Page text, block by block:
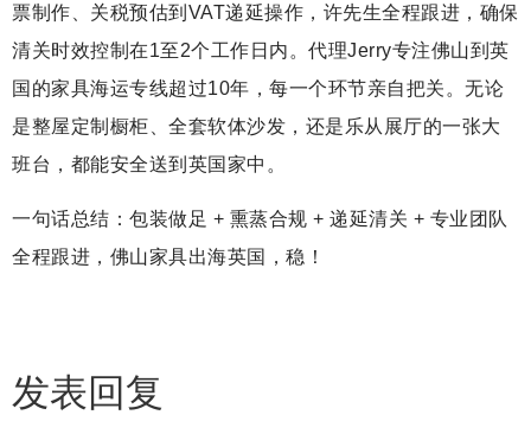
票制作、关税预估到VAT递延操作，许先生全程跟进，确保
清关时效控制在1至2个工作日内。代理Jerry专注佛山到英
国的家具海运专线超过10年，每一个环节亲自把关。无论
是整屋定制橱柜、全套软体沙发，还是乐从展厅的一张大
班台，都能安全送到英国家中。
一句话总结：包装做足 + 熏蒸合规 + 递延清关 + 专业团队
全程跟进，佛山家具出海英国，稳！
发表回复